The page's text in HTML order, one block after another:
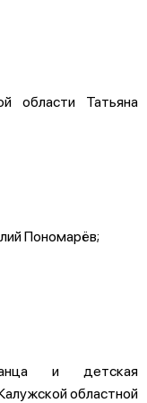
области Татьяна
Пономарёв;
и детская
областной